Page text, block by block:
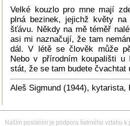
Velké kouzlo pro mne mají
plná bezinek, jejichž květy
šťávu. Někdy na mě téměř
asi mi naznačují, že tam
dál. V létě se člověk může
Nebo v přírodním koupališti u
stát, že se tam budete čvachtat
Aleš Sigmund (1944),
Naším posláním je podpora šetrného vztahu